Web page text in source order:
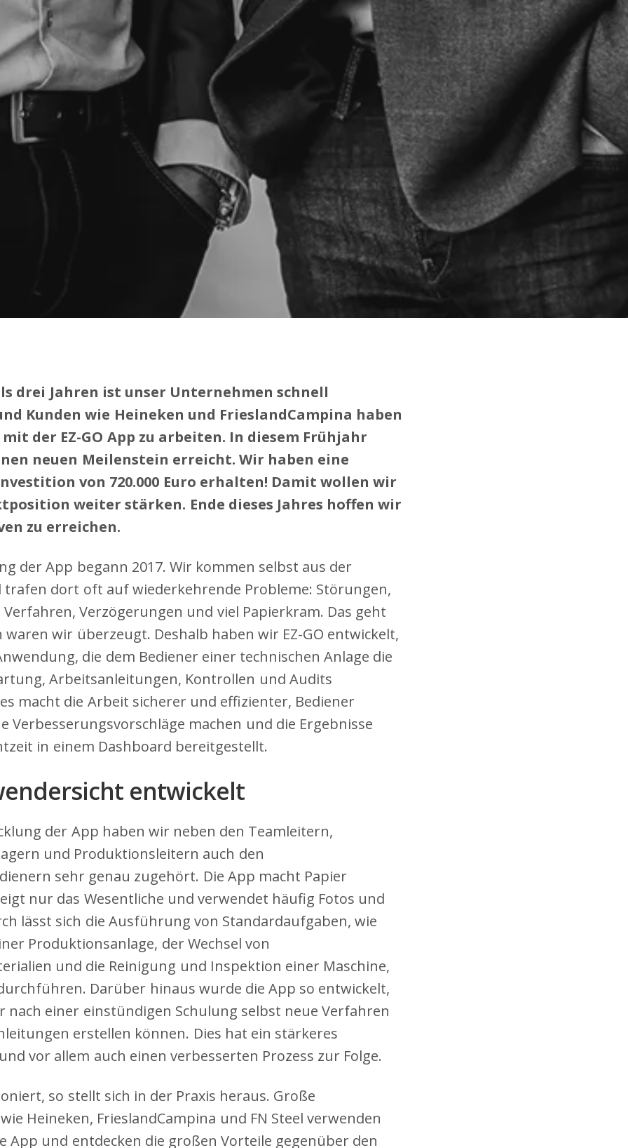
drei Jahren ist unser Unternehmen schnell
Kunden wie Heineken und FrieslandCampina haben
der EZ-GO App zu arbeiten. In diesem Frühjahr
neuen Meilenstein erreicht. Wir haben eine
von 720.000 Euro erhalten! Damit wollen wir
weiter stärken. Ende dieses Jahres hoffen wir
zu erreichen.
der App begann 2017. Wir kommen selbst aus der
dort oft auf wiederkehrende Probleme: Störungen,
Verzögerungen und viel Papierkram. Das geht
waren wir überzeugt. Deshalb haben wir EZ-GO entwickelt,
die dem Bediener einer technischen Anlage die
Arbeitsanleitungen, Kontrollen und Audits
macht die Arbeit sicherer und effizienter, Bediener
Verbesserungsvorschläge machen und die Ergebnisse
in einem Dashboard bereitgestellt.
entwickelt
der App haben wir neben den Teamleitern,
und Produktionsleitern auch den
sehr genau zugehört. Die App macht Papier
nur das Wesentliche und verwendet häufig Fotos und
lässt sich die Ausführung von Standardaufgaben, wie
Produktionsanlage, der Wechsel von
und die Reinigung und Inspektion einer Maschine,
Darüber hinaus wurde die App so entwickelt,
nach einer einstündigen Schulung selbst neue Verfahren
erstellen können. Dies hat ein stärkeres
vor allem auch einen verbesserten Prozess zur Folge.
so stellt sich in der Praxis heraus. Große
Heineken, FrieslandCampina und FN Steel verwenden
App und entdecken die großen Vorteile gegenüber den